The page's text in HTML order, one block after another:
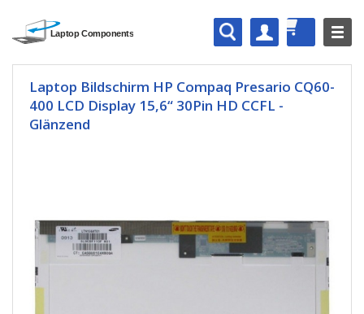
Laptop Bildschirm HP Compaq Presario CQ60-
400 LCD Display 15,6“ 30Pin HD CCFL -
Glänzend